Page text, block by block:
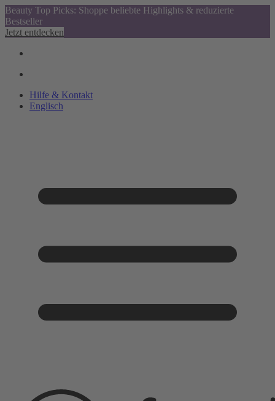
Beauty Top Picks: Shoppe beliebte Highlights & reduzierte
Bestseller
Jetzt entdecken
Hilfe & Kontakt
Englisch